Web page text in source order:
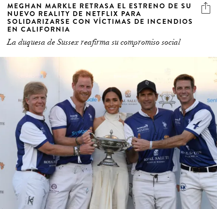
MEGHAN MARKLE RETRASA EL ESTRENO DE SU
NUEVO REALITY DE NETFLIX PARA
SOLIDARIZARSE CON VÍCTIMAS DE INCENDIOS
EN CALIFORNIA
La duquesa de Sussex reafirma su compromiso social